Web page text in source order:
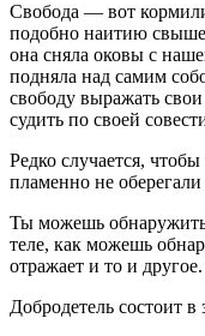
Свобода — вот
подобно наитию
она сняла оковы с
подняла над самим
свободу выражать
судить по своей
Редко случается,
пламенно не
Ты можешь
теле, как можешь
отражает и то и
Добродетель состоит